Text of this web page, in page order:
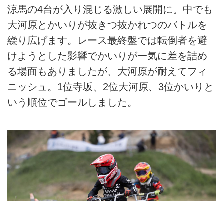
涼馬の4台が入り混じる激しい展開に。中でも
大河原とかいりが抜きつ抜かれつのバトルを
繰り広げます。レース最終盤では転倒者を避
けようとした影響でかいりが一気に差を詰め
る場面もありましたが、大河原が耐えてフィ
ニッシュ。1位寺坂、2位大河原、3位かいりと
いう順位でゴールしました。